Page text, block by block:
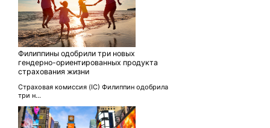
Филиппины одобрили три новых
гендерно-ориентированных продукта
страхования жизни
Страховая комиссия (IC) Филиппин одобрила
три н...